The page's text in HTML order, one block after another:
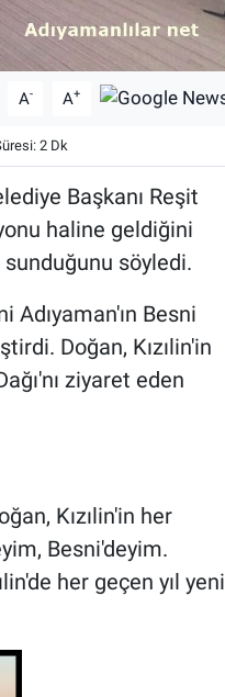
A- A+
2 Dk
Başkanı Reşit
haline geldiğini
sunduğunu söyledi.
Adıyaman'ın Besni
Doğan, Kızılin'in
ziyaret eden
Kızılin'in her
Besni'deyim.
her geçen yıl yeni